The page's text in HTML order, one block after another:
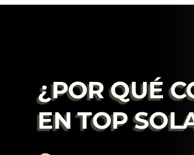
¿POR QUÉ
EN TOP